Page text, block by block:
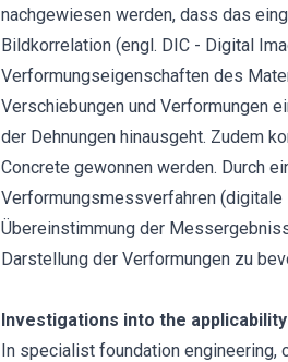
nachgewiesen werden, dass das
Bildkorrelation (engl. DIC - Digital
Verformungseigenschaften des
Verschiebungen und Verformungen
der Dehnungen hinausgeht. Zudem
Concrete gewonnen werden. Durch
Verformungsmessverfahren
Übereinstimmung der
Darstellung der Verformungen zu
Investigations into the
In specialist foundation engineering,